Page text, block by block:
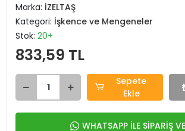
Marka: İZELTAŞ
Kategori: İşkence ve Mengeneler
Stok: 20+
833,59 TL
Sepete
Ekle
WHATSAPP İLE SİPARİŞ